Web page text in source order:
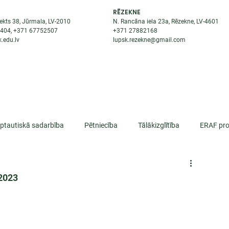
38, Jūrmala, LV-2010
, +37167752507
RĒZEKNE
N. Rancāna iela 23a, Rēzekne, LV-4601
+37127882168
lupsk.rezekne@gmail.com
sadarbība Pētniecība Tālākizglītība ERAF